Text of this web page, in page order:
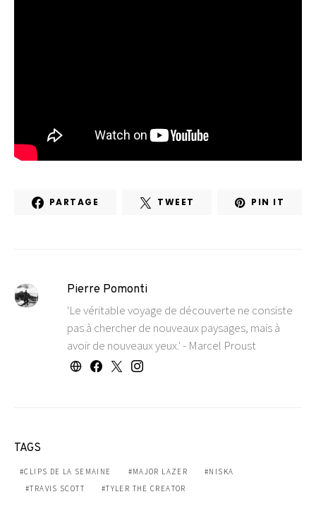
PARTAGE TWEET PIN IT
Pierre Pomonti
'Le véritable voyage de découverte ne consiste
pas à chercher de nouveaux paysages, mais à
avoir de nouveaux yeux.' - Marcel Proust
TAGS
CLIPS DE LA SEMAINE MAJOR LAZER
NISKA
TRAVIS SCOTT
TYLER THE CREATOR